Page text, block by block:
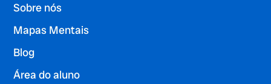
Sobre nós
Mapas Mentais
Blog
Área do aluno